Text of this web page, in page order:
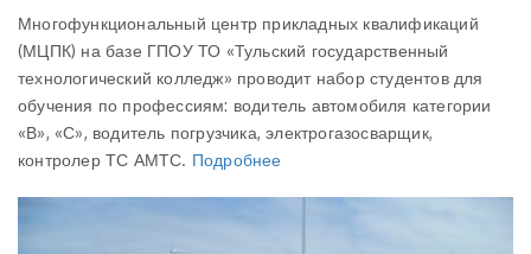
Многофункциональный центр прикладных квалификаций
(МЦПК) на базе ГПОУ ТО «Тульский государственный
технологический колледж» проводит набор студентов для
обучения по профессиям: водитель автомобиля категории
«В», «С», водитель погрузчика, электрогазосварщик,
контролер ТС АМТС. Подробнее